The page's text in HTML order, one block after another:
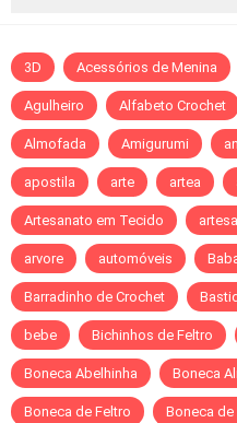
3D Acessórios de Menina
Agulheiro Alfabeto Crochet
Almofada Amigurumi
apostila arte artea
Artesanato em Tecido
arvore automóveis
Barradinho de Crochet
bebe Bichinhos de Feltro
Boneca Abelhinha Boneca
Boneca de Feltro Boneca de